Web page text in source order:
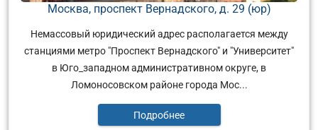
Москва, проспект Вернадского, д. 29 (юр)
Немассовый юридический адрес располагается между
станциями метро "Проспект Вернадского" и "Университет"
в Юго_западном административном округе, в
Ломоносовском районе города Мос...
Подробнее